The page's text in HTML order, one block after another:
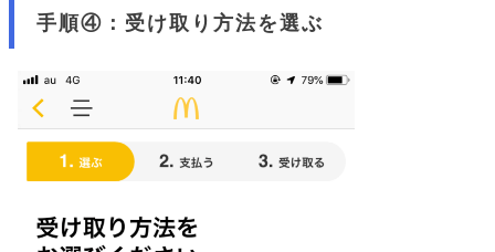
手順④：受け取り方法を選ぶ